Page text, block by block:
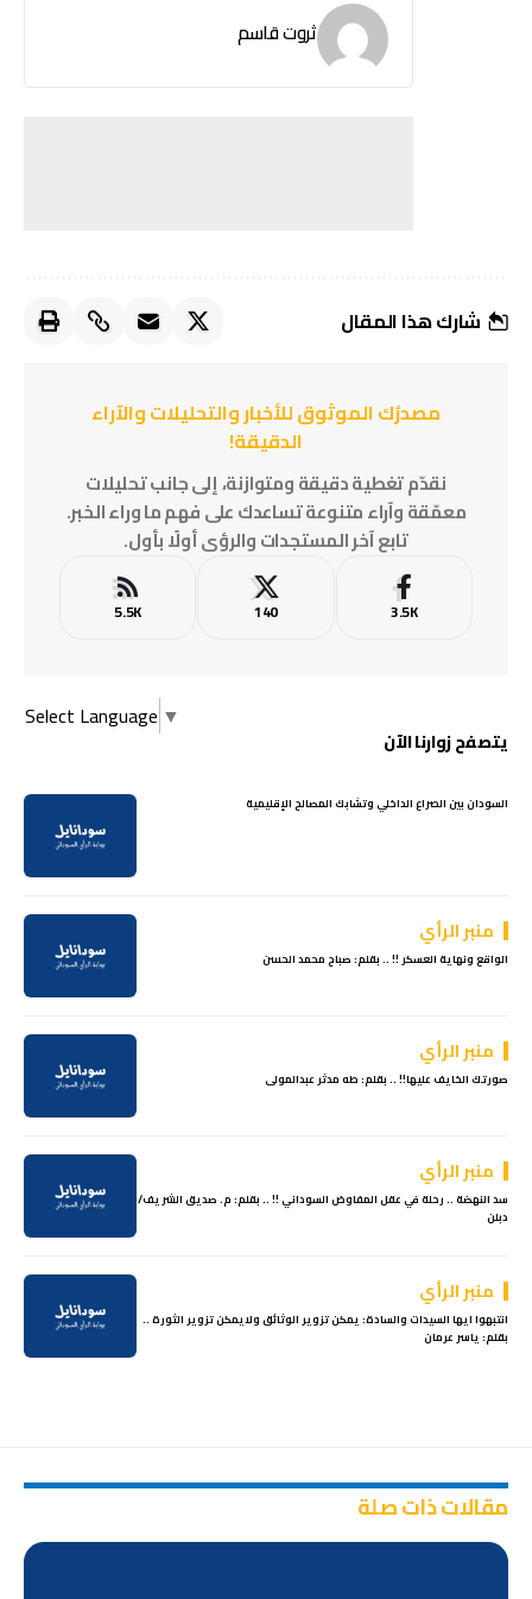
ثروت قاسم
شارك هذا المقال
مصدرُك الموثوق للأخبار والتحليلات والآراء
الدقيقة!
نقدّم تغطية دقيقة ومتوازنة، إلى جانب تحليلات
معمّقة وآراء متنوعة تساعدك على فهم ما وراء الخبر.
تابع آخر المستجدات والرؤى أولًا بأول.
3.5K
140
5.5K
Select Language ▼
يتصفح زوارنا الآن
السودان بين الصراع الداخلي وتشابك المصالح الإقليمية
منبر الرأي
الواقع ونهاية العسكر !! .. بقلم: صباح محمد الحسن
منبر الرأي
صورتك الخايف عليها!! .. بقلم: طه مدثر عبدالمولى
منبر الرأي
سد النهضة .. رحلة في عقل المفاوض السوداني !! .. بقلم: م. صديق الشريف/
دبلن
منبر الرأي
انتبهوا ايها السيدات والسادة: يمكن تزوير الوثائق ولايمكن تزوير الثورة ..
بقلم: ياسر عرمان
مقالات ذات صلة